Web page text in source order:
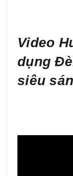
Video
dụng
siêu